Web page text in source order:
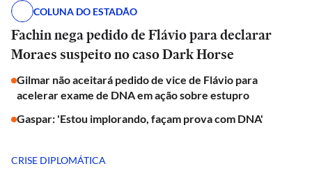
COLUNA DO ESTADÃO
Fachin nega pedido de Flávio para declarar
Moraes suspeito no caso Dark Horse
Gilmar não aceitará pedido de vice de Flávio para
acelerar exame de DNA em ação sobre estupro
Gaspar: 'Estou implorando, façam prova com DNA'
CRISE DIPLOMÁTICA